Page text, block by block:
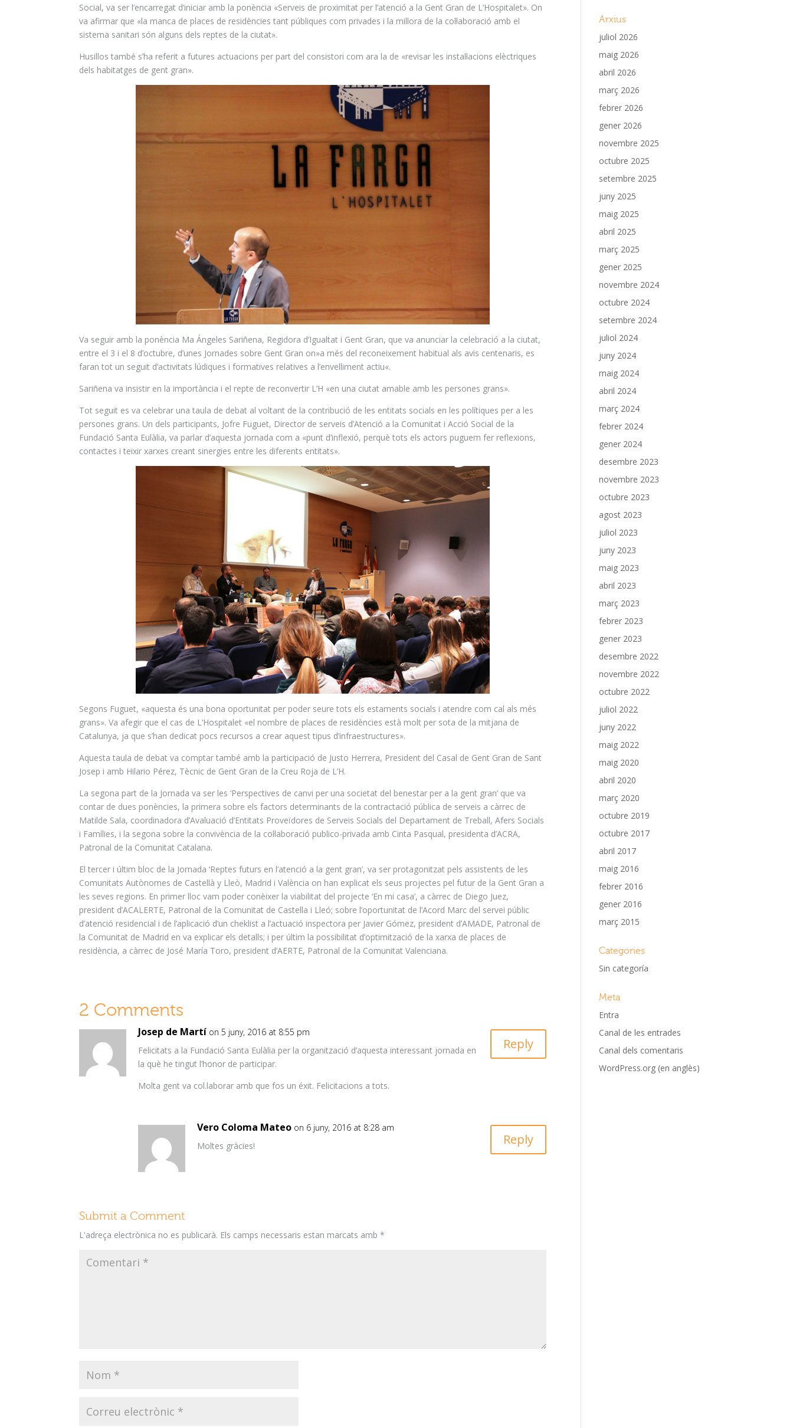
Social, va ser l’encarregat d’iniciar amb la ponència «Serveis de proximitat per l’atenció a la Gent Gran de L’Hospitalet». On
va afirmar que «la manca de places de residències tant públiques com privades i la millora de la col·laboració amb el
sistema sanitari són alguns dels reptes de la ciutat».
Husillos també s’ha referit a futures actuacions per part del consistori com ara la de «revisar les instal·lacions elèctriques
dels habitatges de gent gran».
Va seguir amb la ponència MaÁngeles Sariñena, Regidora d’Igualtat i Gent Gran, que va anunciar la celebració a la ciutat,
entre el 3 i el 8 d’octubre, d’unes Jornades sobre Gent Gran on»a més del reconeixement habitual als avis centenaris, es
faran tot un seguit d’activitats lúdiques i formatives relatives a l’envelliment actiu«.
Sariñena va insistir en la importància i el repte de reconvertir L’H «en una ciutat amable amb les persones grans».
Tot seguit es va celebrar una taula de debat al voltant de la contribució de les entitats socials en les polítiques per a les
persones grans. Un dels participants, Jofre Fuguet, Director de serveis d’Atenció a la Comunitat i Acció Social de la
Fundació Santa Eulàlia, va parlar d’aquesta jornada com a «punt d’inflexió, perquè tots els actors puguem fer reflexions,
contactes i teixir xarxes creant sinergies entre les diferents entitats».
Segons Fuguet, «aquesta és una bona oportunitat per poder seure tots els estaments socials i atendre com cal als més
grans». Va afegir que el cas de L’Hospitalet «el nombre de places de residències està molt per sota de la mitjana de
Catalunya, ja que s’han dedicat pocs recursos a crear aquest tipus d’infraestructures».
Aquesta taula de debat va comptar també amb la participació de Justo Herrera, President del Casal de Gent Gran de Sant
Josep i amb Hilario Pérez, Tècnic de Gent Gran de la Creu Roja de L’H.
La segona part de la Jornada va ser les ‘Perspectives de canvi per una societat del benestar per a la gent gran’ que va
contar de dues ponències, la primera sobre els factors determinants de la contractació pública de serveis a càrrec de
Matilde Sala, coordinadora d’Avaluació d’Entitats Proveïdores de Serveis Socials del Departament de Treball, Afers Socials
i Famílies, i la segona sobre la convivència de la col·laboració publico-privada amb Cinta Pasqual, presidenta d’ACRA,
Patronal de la Comunitat Catalana.
El tercer i últim bloc de la Jornada ‘Reptes futurs en l’atenció a la gent gran’, va ser protagonitzat pels assistents de les
Comunitats Autònomes de Castellày Lleò, Madrid i València on han explicat els seus projectes pel futur de la Gent Gran a
les seves regions. En primer lloc vam poder conèixer la viabilitat del projecte ‘En mi casa’, a càrrec de Diego Juez,
president d’ACALERTE, Patronal de la Comunitat de Castella i Lleó; sobre l’oportunitat de l’Acord Marc del servei públic
d’atenció residencial i de l’aplicació d’un cheklist a l’actuació inspectora per Javier Gómez, president d’AMADE, Patronal de
la Comunitat de Madrid en va explicar els detalls; i per últim la possibilitat d’optimització de la xarxa de places de
residència, a càrrec de José María Toro, president d’AERTE, Patronal de la Comunitat Valenciana.
2 Comments
Josep de Martí on 5 juny, 2016 at 8:55 pm
Felicitats a la Fundació Santa Eulàlia per la organització d’aquesta interessant jornada en
la què he tingut l’honor de participar.
Molta gent va col.laborar amb que fos un éxit. Felicitacions a tots.
Reply
Vero Coloma Mateo on 6 juny, 2016 at 8:28 am
Moltes gràcies!
Reply
Submit a Comment
L'adreça electrònica no es publicarà. Els camps necessaris estan marcats amb*
Arxius
juliol 2026
maig 2026
abril 2026
març 2026
febrer 2026
gener 2026
novembre 2025
octubre 2025
setembre 2025
juny 2025
maig 2025
abril 2025
març 2025
gener 2025
novembre 2024
octubre 2024
setembre 2024
juliol 2024
juny 2024
maig 2024
abril 2024
març 2024
febrer 2024
gener 2024
desembre 2023
novembre 2023
octubre 2023
agost 2023
juliol 2023
juny 2023
maig 2023
abril 2023
març 2023
febrer 2023
gener 2023
desembre 2022
novembre 2022
octubre 2022
juliol 2022
juny 2022
maig 2022
maig 2020
abril 2020
març 2020
octubre 2019
octubre 2017
abril 2017
maig 2016
febrer 2016
gener 2016
març 2015
Categories
Sin categoría
Meta
Entra
Canal de les entrades
Canal dels comentaris
WordPress.org (en anglès)